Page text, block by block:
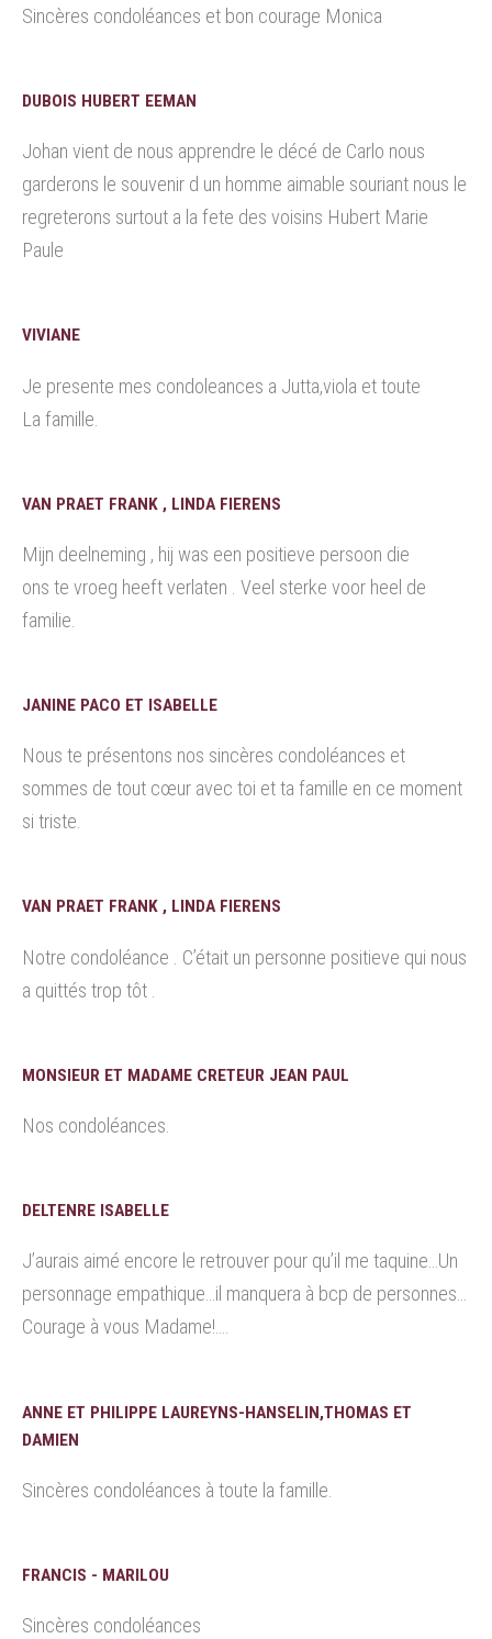
Sincères condoléances et bon courage Monica
DUBOIS HUBERT EEMAN
Johan vient de nous apprendre le décé de Carlo nous
garderons le souvenir d un homme aimable souriant nous le
regreterons surtout a la fete des voisins Hubert Marie
Paule
VIVIANE
Je presente mes condoleances a Jutta,viola et toute
La famille.
VAN PRAET FRANK , LINDA FIERENS
Mijn deelneming , hij was een positieve persoon die
ons te vroeg heeft verlaten . Veel sterke voor heel de
familie.
JANINE PACO ET ISABELLE
Nous te présentons nos sincères condoléances et
sommes de tout cœur avec toi et ta famille en ce moment
si triste.
VAN PRAET FRANK , LINDA FIERENS
Notre condoléance . C’était un personne positieve qui nous
a quittés trop tôt .
MONSIEUR ET MADAME CRETEUR JEAN PAUL
Nos condoléances.
DELTENRE ISABELLE
J’aurais aimé encore le retrouver pour qu’il me taquine…Un
personnage empathique…il manquera à bcp de personnes…
Courage à vous Madame!….
ANNE ET PHILIPPE LAUREYNS-HANSELIN,THOMAS ET
DAMIEN
Sincères condoléances à toute la famille.
FRANCIS - MARILOU
Sincères condoléances